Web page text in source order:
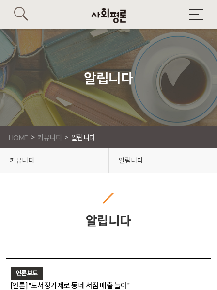
알립니다
HOME > 커뮤니티 > 알립니다
커뮤니티 알립니다
알립니다
언론보도
[언론] "도서정가제로 동네 서점 매출 늘어"